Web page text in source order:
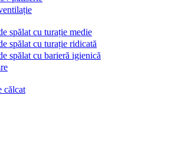
spălat cu turație medie
spălat cu turație ridicată
spălat cu barieră igienică
călcat